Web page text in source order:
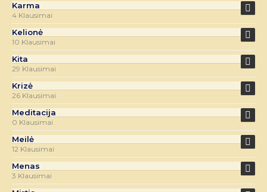
Karma
4 Klausimai
Kelionė
10 Klausimai
Kita
29 Klausimai
Krizė
26 Klausimai
Meditacija
0 Klausimai
Meilė
12 Klausimai
Menas
3 Klausimai